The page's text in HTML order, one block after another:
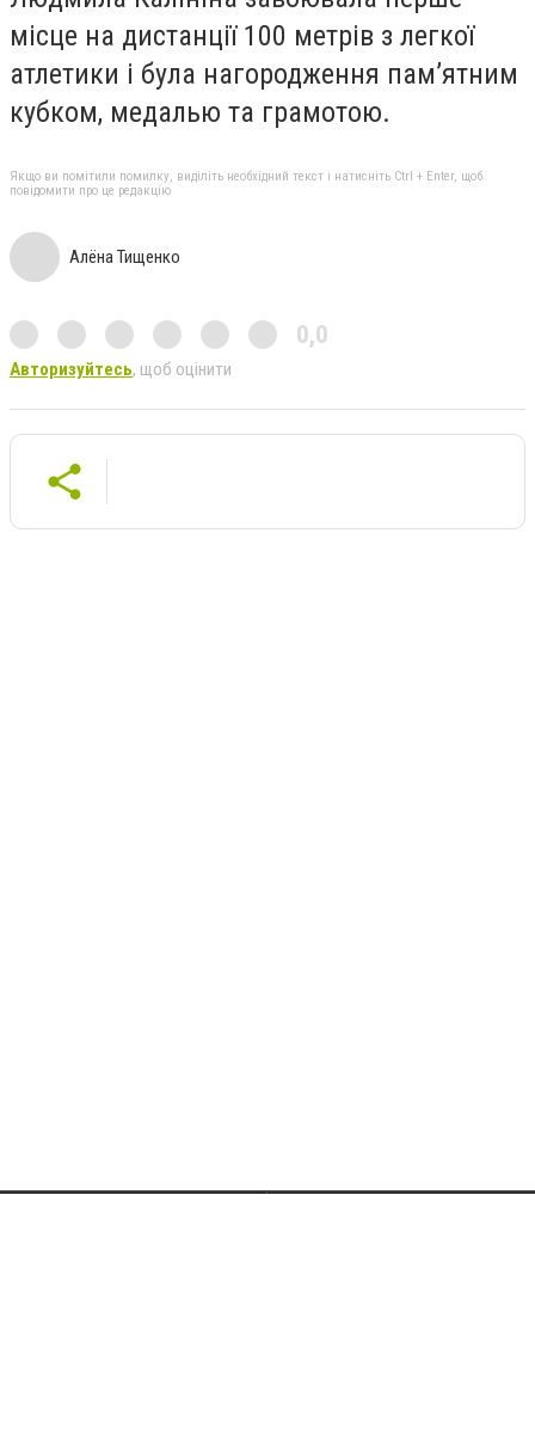
місце на дистанції 100 метрів з легкої
атлетики і була нагородження пам’ятним
кубком, медалью та грамотою.
Якщо ви помітили помилку, виділіть необхідний текст і натисніть Ctrl + Enter, щоб
повідомити про це редакцію
Алёна Тищенко
0,0
Авторизуйтесь, щоб оцінити